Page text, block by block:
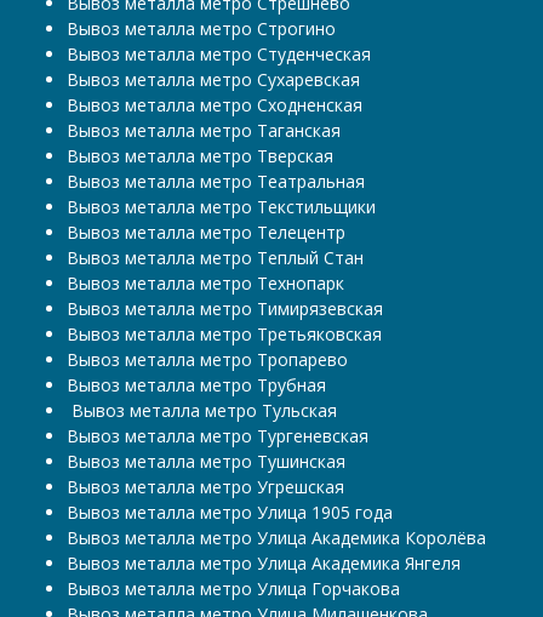
Вывоз металла метро Строгино
Вывоз металла метро Студенческая
Вывоз металла метро Сухаревская
Вывоз металла метро Сходненская
Вывоз металла метро Таганская
Вывоз металла метро Тверская
Вывоз металла метро Театральная
Вывоз металла метро Текстильщики
Вывоз металла метро Телецентр
Вывоз металла метро Теплый Стан
Вывоз металла метро Технопарк
Вывоз металла метро Тимирязевская
Вывоз металла метро Третьяковская
Вывоз металла метро Тропарево
Вывоз металла метро Трубная
​​​​​​​ Вывоз металла метро Тульская
Вывоз металла метро Тургеневская
Вывоз металла метро Тушинская
Вывоз металла метро Угрешская
Вывоз металла метро Улица 1905 года
Вывоз металла метро Улица Академика Королёва
Вывоз металла метро Улица Академика Янгеля
Вывоз металла метро Улица Горчакова